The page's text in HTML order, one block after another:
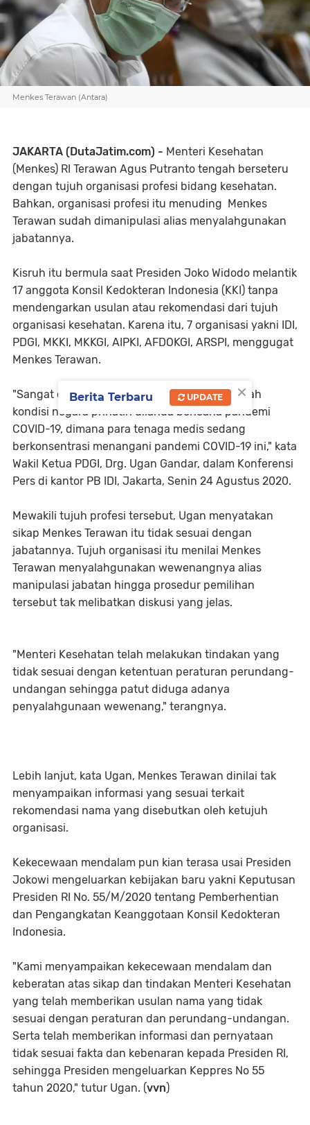
Menkes Terawan (Antara)
JAKARTA (DutaJatim.com) - Menteri Kesehatan
(Menkes) RI Terawan Agus Putranto tengah berseteru
dengan tujuh organisasi profesi bidang kesehatan.
Bahkan, organisasi profesi itu menuding Menkes
Terawan sudah dimanipulasi alias menyalahgunakan
jabatannya.
Kisruh itu bermula saat Presiden Joko Widodo melantik
17 anggota Konsil Kedokteran Indonesia (KKI) tanpa
mendengarkan usulan atau rekomendasi dari tujuh
organisasi kesehatan. Karena itu, 7 organisasi yakni IDI,
PDGI, MKKI, MKKGI, AIPKI, AFDOKGI, ARSPI, menggugat
Menkes Terawan.
"Sangat disayangkan sebab ini terjadi di tengah
kondisi negara prihatin dilanda bencana pandemi
COVID-19, dimana para tenaga medis sedang
berkonsentrasi menangani pandemi COVID-19 ini," kata
Wakil Ketua PDGI, Drg. Ugan Gandar, dalam Konferensi
Pers di kantor PB IDI, Jakarta, Senin 24 Agustus 2020.
Mewakili tujuh profesi tersebut, Ugan menyatakan
sikap Menkes Terawan itu tidak sesuai dengan
jabatannya. Tujuh organisasi itu menilai Menkes
Terawan menyalahgunakan wewenangnya alias
manipulasi jabatan hingga prosedur pemilihan
tersebut tak melibatkan diskusi yang jelas.
"Menteri Kesehatan telah melakukan tindakan yang
tidak sesuai dengan ketentuan peraturan perundang-
undangan sehingga patut diduga adanya
penyalahgunaan wewenang," terangnya.
Lebih lanjut, kata Ugan, Menkes Terawan dinilai tak
menyampaikan informasi yang sesuai terkait
rekomendasi nama yang disebutkan oleh ketujuh
organisasi.
Kekecewaan mendalam pun kian terasa usai Presiden
Jokowi mengeluarkan kebijakan baru yakni Keputusan
Presiden RI No. 55/M/2020 tentang Pemberhentian
dan Pengangkatan Keanggotaan Konsil Kedokteran
Indonesia.
"Kami menyampaikan kekecewaan mendalam dan
keberatan atas sikap dan tindakan Menteri Kesehatan
yang telah memberikan usulan nama yang tidak
sesuai dengan peraturan dan perundang-undangan.
Serta telah memberikan informasi dan pernyataan
tidak sesuai fakta dan kebenaran kepada Presiden RI,
sehingga Presiden mengeluarkan Keppres No 55
tahun 2020," tutur Ugan. (vvn)
×
Berita Terbaru UPDATE